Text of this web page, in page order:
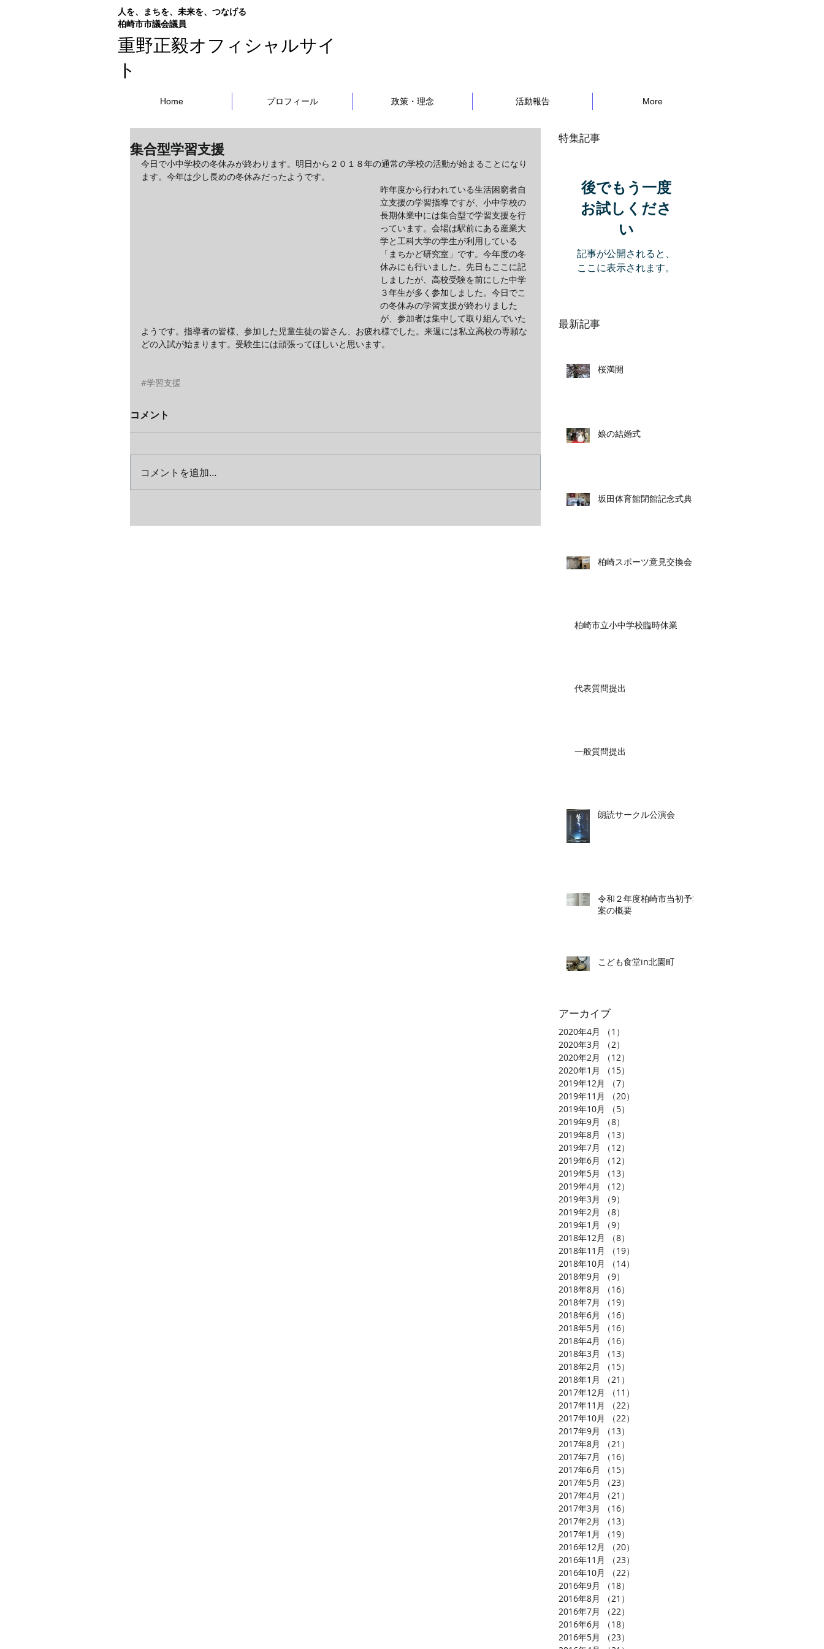
人を、まちを、未来を、つなげる
​柏崎市市議会議員
重野正毅オフィシャルサイ
ト
Home プロフィール 政策・理念 活動報告 More
集合型学習支援
今日で小中学校の冬休みが終わります。明日から２０１８年の通常の学校の活動が始まることになり
ます。今年は少し長めの冬休みだったようです。
昨年度から行われている生活困窮者自
立支援の学習指導ですが、小中学校の
長期休業中には集合型で学習支援を行
っています。会場は駅前にある産業大
学と工科大学の学生が利用している
「まちかど研究室」です。今年度の冬
休みにも行いました。先日もここに記
しましたが、高校受験を前にした中学
３年生が多く参加しました。今日でこ
の冬休みの学習支援が終わりました
が、参加者は集中して取り組んでいた
ようです。指導者の皆様、参加した児童生徒の皆さん、お疲れ様でした。来週には私立高校の専願な
どの入試が始まります。受験生には頑張ってほしいと思います。
#学習支援
コメント
コメントを追加…
特集記事
後でもう一度
お試しくださ
い
記事が公開されると、
ここに表示されます。
最新記事
桜満開
娘の結婚式
坂田体育館閉館記念式典
柏崎スポーツ意見交換会
柏崎市立小中学校臨時休業
代表質問提出
一般質問提出
朗読サークル公演会
令和２年度柏崎市当初予算
案の概要
こども食堂in北園町
アーカイブ
2020年4月 （1）
2020年3月
（2）
2020年2月
（12）
2020年1月
（15）
2019年12月
（7）
2019年11月
（20）
2019年10月
（5）
2019年9月
（8）
2019年8月
（13）
2019年7月
（12）
2019年6月
（12）
2019年5月
（13）
2019年4月
（12）
2019年3月
（9）
2019年2月
（8）
2019年1月
（9）
2018年12月
（8）
2018年11月
（19）
2018年10月
（14）
2018年9月
（9）
2018年8月
（16）
2018年7月
（19）
2018年6月
（16）
2018年5月
（16）
2018年4月
（16）
2018年3月
（13）
2018年2月
（15）
2018年1月
（21）
2017年12月
（11）
2017年11月
（22）
2017年10月
（22）
2017年9月
（13）
2017年8月
（21）
2017年7月
（16）
2017年6月
（15）
2017年5月
（23）
2017年4月
（21）
2017年3月
（16）
2017年2月
（13）
2017年1月
（19）
2016年12月
（20）
2016年11月
（23）
2016年10月
（22）
2016年9月
（18）
2016年8月
（21）
2016年7月
（22）
2016年6月
（18）
2016年5月
（23）